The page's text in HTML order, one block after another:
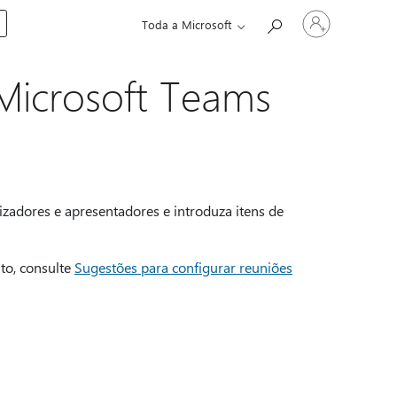
Toda a Microsoft
Iniciar
sessão
Teams
e apresentadores e introduza itens de
consulte Sugestões para configurar reuniões